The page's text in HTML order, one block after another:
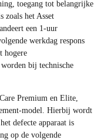
toegang tot belangrijke
zoals het Asset
een 1-uur
werkdag respons
hogere
bij technische
Premium en Elite,
model. Hierbij wordt
defecte apparaat is
op de volgende